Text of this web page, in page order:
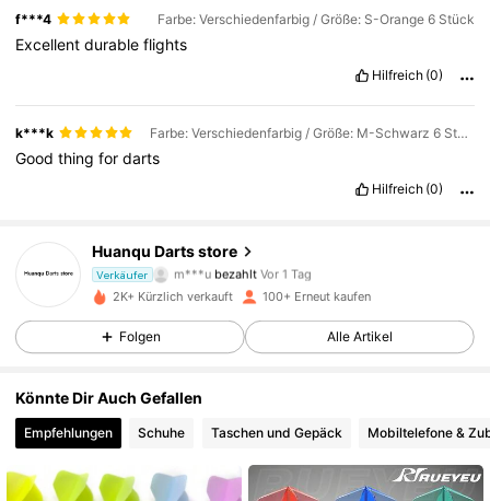
f***4 Farbe: Verschiedenfarbig / Größe: S-Orange 6 Stück
Excellentdurableflights
Hilfreich (0)
k***k Farbe: Verschiedenfarbig / Größe: M-Schwarz 6 Stück
Goodthingfordarts
Hilfreich (0)
Huanqu Darts store
Verkäufer
4,84
66 Follower
m***u bezahlt Vor 1 Tag
66 Follower
4,84
4,84 66 Follower
2K+ Kürzlich verkauft 100+ Erneut kaufen
Folgen Alle Artikel
Könnte Dir Auch Gefallen
Empfehlungen Schuhe Taschen und Gepäck Mobiltelefone &